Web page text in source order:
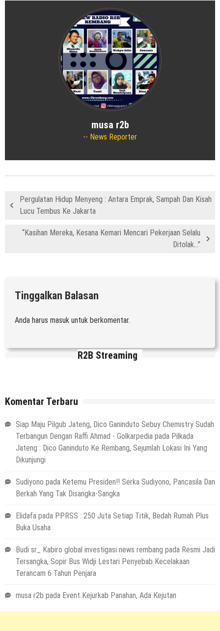
musa r2b
News Reporter
Pergulatan Hidup Menyeng : Antara Emprak, Sampah Dan Kisah
Lucu Tembus Ke Jakarta
“Kasihan Mereka, Kesana Kemari Mencari Pekerjaan Selalu
Ditolak…”
Tinggalkan Balasan
Anda harus masuk untuk berkomentar.
R2B Streaming
Komentar Terbaru
Siap Maju Pilgub Jateng, Dico Ganinduto Sebuy Chemistry Sudah
Terbangun Dengan Raffi Ahmad - Golkarpedia pada Pilkada
Jateng : Dico Ganinduto Ke Rembang, Sejumlah Lokasi Ini Yang
Dikunjungi
Sudiyono pada Ketemu Presiden!! Serka Sudiyono, Pancasila Dan
Berkah Yang Tak Disangka-Sangka
Elidafa pada PPRSS : 250 Juta Setiap Titik, Bedah Rumah Plus
Buka Usaha
Budi sr_ Kabiro global investigasi news rembang pada Resmi Jadi
Tersangka, Sopir Bus Widji Lestari Penyebab Kecelakaan
Terancam 6 Tahun Penjara
musa r2b pada Event Kejurkab Panahan, Ada Kejutan